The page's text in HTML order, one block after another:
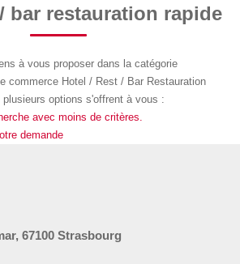
Nos Annonces
Dossier Locataire
Surface min
bar restauration rapide
à vous proposer dans la catégorie
commerce Hotel / Rest / Bar Restauration
options s'offrent à vous :
avec moins de critères.
demande
67100 Strasbourg